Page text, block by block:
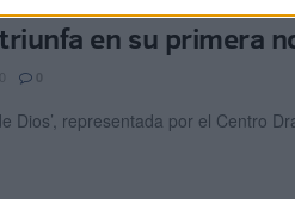
triunfa en su primera
0
Dios’, representada por el Centro